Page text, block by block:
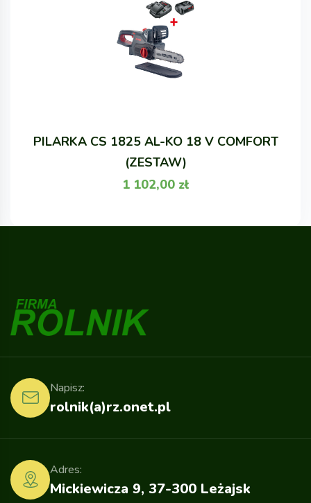
PILARKA CS 1825 AL-KO 18 V COMFORT
(ZESTAW)
1 102,00 zł
rolnik(a)rz.onet.pl
Napisz:
Mickiewicza 9, 37-300 Leżajsk
Adres: